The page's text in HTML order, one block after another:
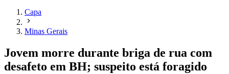
Capa
Minas Gerais
Jovem morre durante briga de rua com
desafeto em BH; suspeito está foragido